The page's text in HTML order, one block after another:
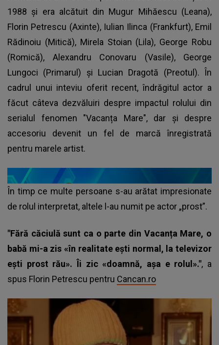
1988 și era alcătuit din Mugur Mihăescu (Leana),
Florin Petrescu (Axinte), Iulian Ilinca (Frankfurt), Emil
Rădinoiu (Mitică), Mirela Stoian (Lila), George Robu
(Romică), Alexandru Conovaru (Vasile), George
Lungoci (Primarul) și Lucian Dragotă (Preotul). În
cadrul unui inteviu oferit recent, îndrăgitul actor a
făcut câteva dezvăluiri despre impactul rolului din
serialul fenomen "Vacanța Mare", dar și despre
accesoriu devenit un fel de marcă înregistrată
pentru marele artist.
În timp ce multe persoane s-au arătat impresionate
de rolul interpretat, altele l-au numit pe actor „prost”.
"Fără căciulă sunt ca o parte din Vacanța Mare, o
babă mi-a zis «în realitate ești normal, la televizor
ești prost rău». Îi zic «doamnă, așa e rolul».", a
spus Florin Petrescu pentru Cancan.ro